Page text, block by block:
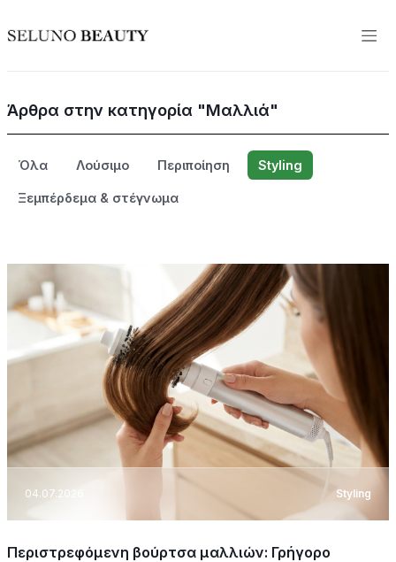
Άρθρα στην κατηγορία "Μαλλιά"
Όλα Λούσιμο Περιποίηση Styling
Ξεμπέρδεμα & στέγνωμα
04.07.2026 Styling
Περιστρεφόμενη βούρτσα μαλλιών: Γρήγορο